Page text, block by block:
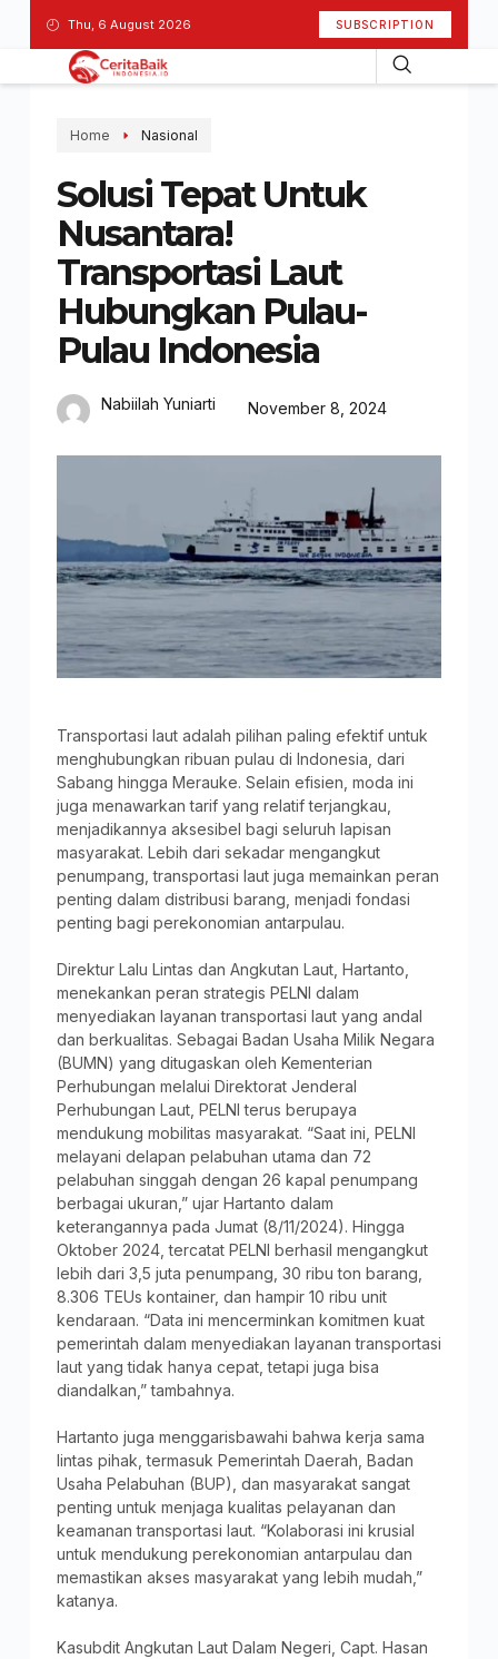
Thu, 6 August 2026 SUBSCRIPTION
Home Nasional
Solusi Tepat Untuk
Nusantara!
Transportasi Laut
Hubungkan Pulau-
Pulau Indonesia
Nabiilah Yuniarti November 8, 2024
Transportasi laut adalah pilihan paling efektif untuk
menghubungkan ribuan pulau di Indonesia, dari
Sabang hingga Merauke. Selain efisien, moda ini
juga menawarkan tarif yang relatif terjangkau,
menjadikannya aksesibel bagi seluruh lapisan
masyarakat. Lebih dari sekadar mengangkut
penumpang, transportasi laut juga memainkan peran
penting dalam distribusi barang, menjadi fondasi
penting bagi perekonomian antarpulau.
Direktur Lalu Lintas dan Angkutan Laut, Hartanto,
menekankan peran strategis PELNI dalam
menyediakan layanan transportasi laut yang andal
dan berkualitas. Sebagai Badan Usaha Milik Negara
(BUMN) yang ditugaskan oleh Kementerian
Perhubungan melalui Direktorat Jenderal
Perhubungan Laut, PELNI terus berupaya
mendukung mobilitas masyarakat. “Saat ini, PELNI
melayani delapan pelabuhan utama dan 72
pelabuhan singgah dengan 26 kapal penumpang
berbagai ukuran,” ujar Hartanto dalam
keterangannya pada Jumat (8/11/2024). Hingga
Oktober 2024, tercatat PELNI berhasil mengangkut
lebih dari 3,5 juta penumpang, 30 ribu ton barang,
8.306 TEUs kontainer, dan hampir 10 ribu unit
kendaraan. “Data ini mencerminkan komitmen kuat
pemerintah dalam menyediakan layanan transportasi
laut yang tidak hanya cepat, tetapi juga bisa
diandalkan,” tambahnya.
Hartanto juga menggarisbawahi bahwa kerja sama
lintas pihak, termasuk Pemerintah Daerah, Badan
Usaha Pelabuhan (BUP), dan masyarakat sangat
penting untuk menjaga kualitas pelayanan dan
keamanan transportasi laut. “Kolaborasi ini krusial
untuk mendukung perekonomian antarpulau dan
memastikan akses masyarakat yang lebih mudah,”
katanya.
Kasubdit Angkutan Laut Dalam Negeri, Capt. Hasan